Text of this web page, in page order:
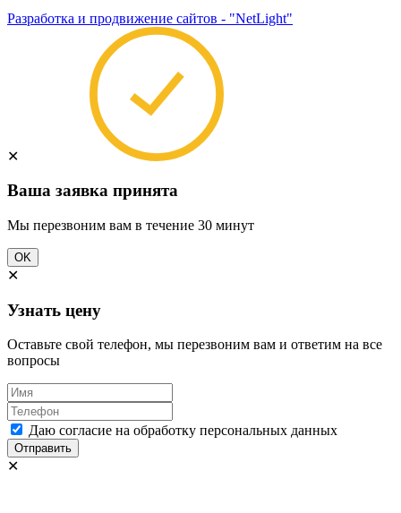
Разработка и продвижение сайтов - "NetLight"
✕
Ваша заявка принята
Мы перезвоним вам в течение 30 минут
OK
✕
Узнать цену
Оставьте свой телефон, мы перезвоним вам и ответим на все
вопросы
Даю согласие на обработку персональных данных
Отправить
✕